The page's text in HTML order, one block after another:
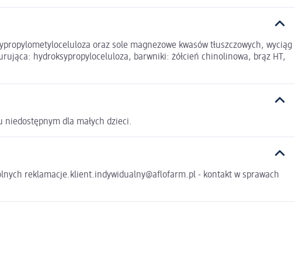
oraz sole magnezowe kwasów tłuszczowych, wyciąg
hydroksypropyloceluloza, barwniki: żółcień chinolinowa, brąz HT,
dla małych dzieci.
reklamacje.klient.indywidualny@aflofarm.pl - kontakt w sprawach